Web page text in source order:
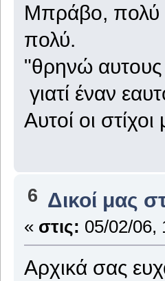
Μπράβο, πολύ
πολύ.
"θρηνώ αυτους
γιατί έναν
Αυτοί οι
6 Δικοί μας
« στις: 05/02/06,
Αρχικά σας